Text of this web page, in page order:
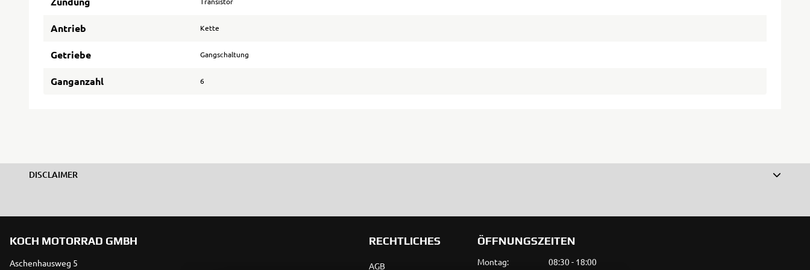
Antrieb Kette
Getriebe Gangschaltung
Ganganzahl 6
DISCLAIMER
KOCH MOTORRAD GMBH
Aschenhausweg 5
RECHTLICHES
AGB
ÖFFNUNGSZEITEN
Montag:
08:30 - 18:00